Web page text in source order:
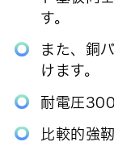
す。
また、銅
けます。
耐電圧
比較的強